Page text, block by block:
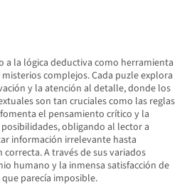
a la lógica deductiva como herramienta
complejos. Cada puzle explora
y la atención al detalle, donde los
son tan cruciales como las reglas
el pensamiento crítico y la
obligando al lector a
información irrelevante hasta
A través de sus variados
humano y la inmensa satisfacción de
parecía imposible.